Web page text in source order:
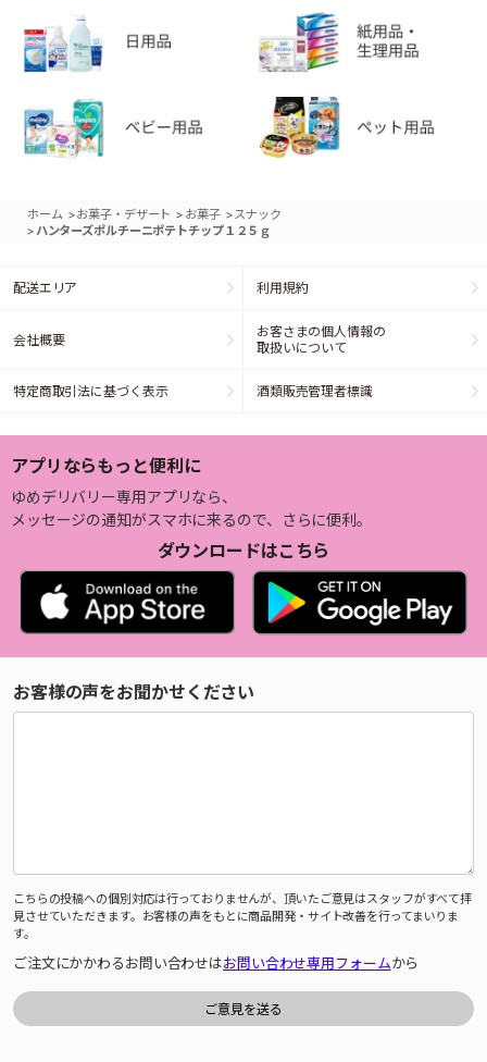
ホーム >お菓子・デザート > お菓子 > スナック
> ハンターズポルチーニポテトチップ１２５ｇ
配送エリア 利用規約
会社概要
お客さまの個人情報の
取扱いについて
特定商取引法に基づく表示 酒類販売管理者標識
アプリならもっと便利に
ゆめデリバリー専用アプリなら、
メッセージの通知がスマホに来るので、さらに便利。
ダウンロードはこちら
お客様の声をお聞かせください
こちらの投稿への個別対応は行っておりませんが、頂いたご意見はスタッフがすべて拝
見させていただきます。お客様の声をもとに商品開発・サイト改善を行ってまいりま
す。
ご注文にかかわるお問い合わせはお問い合わせ専用フォームから